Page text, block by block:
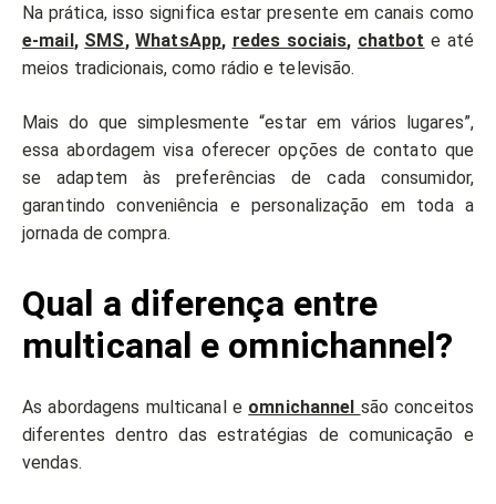
Na prática, isso significa estar presente em canais como
e-mail, SMS,WhatsApp, redes sociais, chatbot e até
meios tradicionais, como rádio e televisão.
Mais do que simplesmente “estar em vários lugares”,
essa abordagem visa oferecer opções de contato que
se adaptem às preferências de cada consumidor,
garantindo conveniência e personalização em toda a
jornada de compra.
Qual a diferença entre
multicanal e omnichannel?
As abordagens multicanal e omnichannel são conceitos
diferentes dentro das estratégias de comunicação e
vendas.